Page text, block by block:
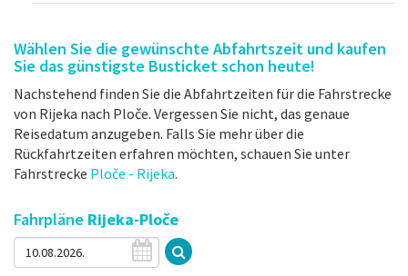
Wählen Sie die gewünschte Abfahrtszeit und kaufen
Sie das günstigste Busticket schon heute!
Nachstehend finden Sie die Abfahrtzeiten für die Fahrstrecke
von Rijeka nach Ploče. Vergessen Sie nicht, das genaue
Reisedatum anzugeben. Falls Sie mehr über die
Rückfahrtzeiten erfahren möchten, schauen Sie unter
Fahrstrecke Ploče - Rijeka.
Fahrpläne Rijeka-Ploče